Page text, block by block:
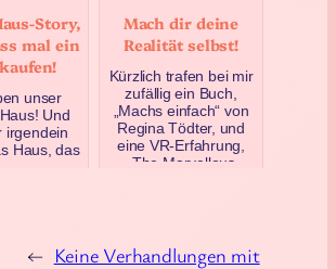
Story,
mal ein
unser
Und
irgendein
Haus, das
April 25, 2023
Mach dir deine
Realität selbst!
Kürzlich trafen bei mir
zufällig ein Buch,
„Machs einfach“ von
Regina Tödter, und
eine VR-Erfahrung,
„The Marvellous
10, 2018
← Keine Verhandlungen mit